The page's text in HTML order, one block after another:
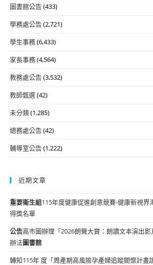
圖書館公告(433)
學務處公告(2,721)
學生事務(6,433)
家長事務(4,564)
教務處公告(3,532)
教師甄選(42)
未分類(1,285)
總務處公告(42)
輔導室公告(1,222)
近期文章
重要衛生組115年度健康促進創意競賽-健康新視界
得獎名單
公告高市圖辦理「2026朗聲大賞：朗讀文本演出
辦法圖書館
轉知115年 度「周產期高風險孕產婦追蹤關懷計畫